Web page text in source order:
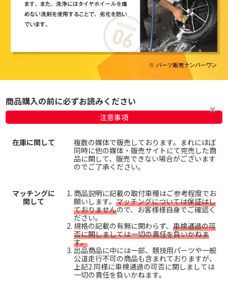
商品購入の前に必ずお読みください
注意事項
在庫に関して
複数の媒体で販売しております。まれにほぼ
同時に他の媒体・販売サイトにて完売した商
品に関して、販売できない場合がございます
のでご了承ください。
マッチングに
関して
商品説明に記載の取付車種はご参考程度でお
願いします。 マッチングについては保証はし
ておりませんので、お客様様自身でご確認く
ださい。
規格の記載の有無に関わらず、 車検通過の可
否に関しましては一切の責任を負いかねま
す。
出品商品に中には一部、競技用パーツや一般
公道走行不可の商品も含まれておりますが、
上記2.同様に車検通過の可否に関しましては
一切の責任を負いかねます。